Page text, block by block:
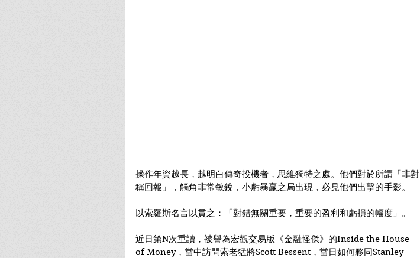
操作年資越長，越明白傳奇投機者，思維獨特之處。他們對於所謂「非對
稱回報」，觸角非常敏銳，小虧暴贏之局出現，必見他們出擊的手影。
以索羅斯名言以貫之：「對錯無關重要，重要的盈利和虧損的幅度」。
近日第N次重讀，被譽為宏觀交易版《金融怪傑》的Inside the House
of Money，當中訪問索老猛將Scott Bessent，當日如何夥同Stanley